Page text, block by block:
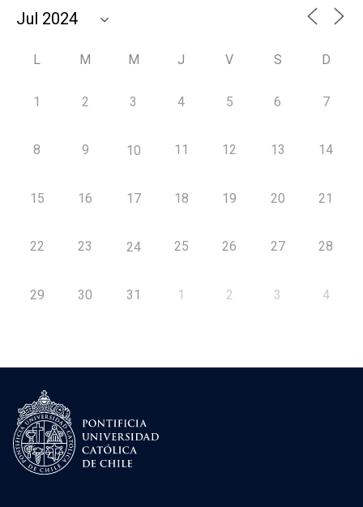
L M M J V S D
1 2 3 4 5 6 7
8 9 10 11 12 13 14
15 16 17 18 19 20 21
22 23 24 25 26 27 28
29 30 31 1 2 3 4